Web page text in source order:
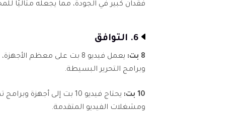
فقدان كبير في الجودة، مما يجعله مثاليًا
6. التوافق
8 بت:
يعمل فيديو 8 بت على معظم
وبرامج التحرير البسيطة.
10 بت:
ومشغلات الفيديو المتقدمة.